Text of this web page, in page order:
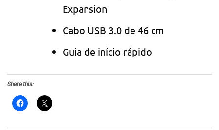
Expansion
Cabo USB 3.0 de 46 cm
Guia de início rápido
Share this: